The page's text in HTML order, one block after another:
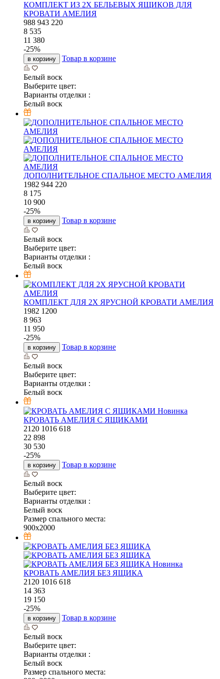
КОМПЛЕКТ ИЗ 2Х БЕЛЬЕВЫХ ЯЩИКОВ ДЛЯ
КРОВАТИ АМЕЛИЯ
988 943 220
8 535
11 380
-25%
в корзину Товар в корзине
Белый воск
Выберите цвет:
Варианты отделки :
Белый воск
ДОПОЛНИТЕЛЬНОЕ СПАЛЬНОЕ МЕСТО АМЕЛИЯ
1982 944 220
8 175
10 900
-25%
в корзину Товар в корзине
Белый воск
Выберите цвет:
Варианты отделки :
Белый воск
КОМПЛЕКТ ДЛЯ 2Х ЯРУСНОЙ КРОВАТИ АМЕЛИЯ
1982 1200
8 963
11 950
-25%
в корзину Товар в корзине
Белый воск
Выберите цвет:
Варианты отделки :
Белый воск
Новинка
КРОВАТЬ АМЕЛИЯ С ЯЩИКАМИ
2120 1016 618
22 898
30 530
-25%
в корзину Товар в корзине
Белый воск
Выберите цвет:
Варианты отделки :
Белый воск
Размер спального места:
900x2000
Новинка
КРОВАТЬ АМЕЛИЯ БЕЗ ЯЩИКА
2120 1016 618
14 363
19 150
-25%
в корзину Товар в корзине
Белый воск
Выберите цвет:
Варианты отделки :
Белый воск
Размер спального места: